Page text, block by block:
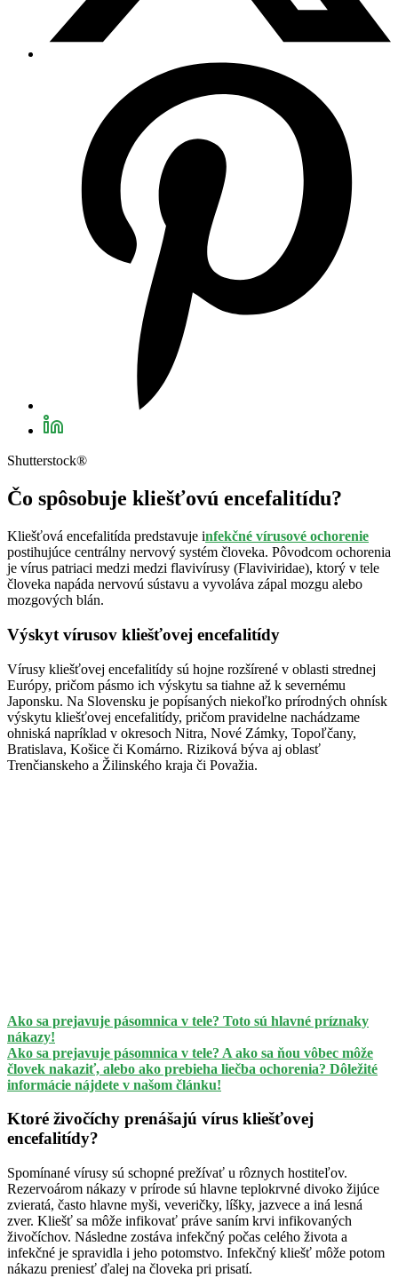
Shutterstock®
Čo spôsobuje kliešťovú encefalitídu?
Kliešťová encefalitída predstavuje infekčné vírusové ochorenie
postihujúce centrálny nervový systém človeka. Pôvodcom ochorenia
je vírus patriaci medzi medzi flavivírusy (Flaviviridae), ktorý v tele
človeka napáda nervovú sústavu a vyvoláva zápal mozgu alebo
mozgových blán.
Výskyt vírusov kliešťovej encefalitídy
Vírusy kliešťovej encefalitídy sú hojne rozšírené v oblasti strednej
Európy, pričom pásmo ich výskytu sa tiahne až k severnému
Japonsku. Na Slovensku je popísaných niekoľko prírodných ohnísk
výskytu kliešťovej encefalitídy, pričom pravidelne nachádzame
ohniská napríklad v okresoch Nitra, Nové Zámky, Topoľčany,
Bratislava, Košice či Komárno. Riziková býva aj oblasť
Trenčianskeho a Žilinského kraja či Považia.
Ako sa prejavuje pásomnica v tele? Toto sú hlavné príznaky
nákazy!
Ako sa prejavuje pásomnica v tele? A ako sa ňou vôbec môže
človek nakaziť, alebo ako prebieha liečba ochorenia? Dôležité
informácie nájdete v našom článku!
Ktoré živočíchy prenášajú vírus kliešťovej
encefalitídy?
Spomínané vírusy sú schopné prežívať u rôznych hostiteľov.
Rezervoárom nákazy v prírode sú hlavne teplokrvné divoko žijúce
zvieratá, často hlavne myši, veveričky, líšky, jazvece a iná lesná
zver. Kliešť sa môže infikovať práve saním krvi infikovaných
živočíchov. Následne zostáva infekčný počas celého života a
infekčné je spravidla i jeho potomstvo. Infekčný kliešť môže potom
nákazu preniesť ďalej na človeka pri prisatí.